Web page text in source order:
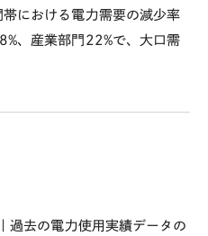
における電力需要の減少率
、産業部門22%で、大口需
過去の電力使用実績データの